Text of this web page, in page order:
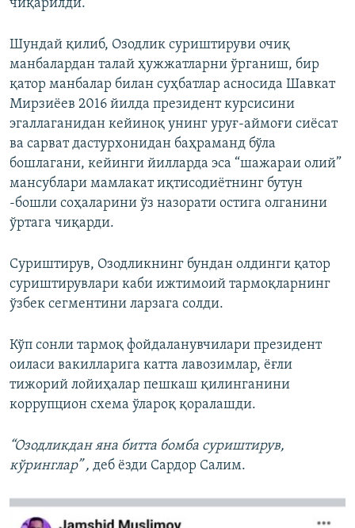
чиқарилди.
Шундай қилиб, Озодлик суриштируви очиқ
манбалардан талай ҳужжатларни ўрганиш, бир
қатор манбалар билан суҳбатлар асносида Шавкат
Мирзиëев 2016 йилда президент курсисини
эгаллаганидан кейиноқ унинг уруғ-аймоғи сиёсат
ва сарват дастурхонидан баҳраманд бўла
бошлагани, кейинги йилларда эса “шажараи олий”
мансублари мамлакат иқтисодиётнинг бутун
-бошли соҳаларини ўз назорати остига олганини
ўртага чиқарди.
Суриштирув, Озодликнинг бундан олдинги қатор
суриштирувлари каби ижтимоий тармоқларнинг
ўзбек сегментини ларзага солди.
Кўп сонли тармоқ фойдаланувчилари президент
оиласи вакилларига катта лавозимлар, ёғли
тижорий лойиҳалар пешкаш қилинганини
коррупцион схема ўлароқ қоралашди.
“Озодликдан яна битта бомба суриштирув,
кўринглар” , деб ёзди Сардор Салим.